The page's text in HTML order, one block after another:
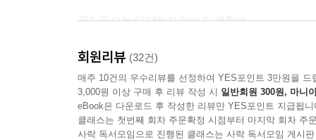
꿈? 꼭 오늘 대답하지 않아도 괜찮아
피터 H. 레이놀즈는 꿈 앞에 주저하다가 빛나는
‘크게 꿈꿔 봐’ 주간, 혼자 손을 들지 못한 채 막
마음을 바로 보고 어떤 사람이 되고 싶은지 알고
색채와 함께 찰리의 여정을 따라가다 보면, 어느
회원리뷰 (32건)
매주 10건의 우수리뷰를 선정하여 YES포인트 3만원을 드
3,000원 이상 구매 후 리뷰 작성 시 일반회원 300원, 마니
eBook은 다운로드 후 작성한 리뷰만 YES포인트 지급됩니
클래스는 첫번째 회차 주문확정 시점부터 마지막 회차 주
사락 독서모임으로 진행된 클래스는 사락 독서모임 게시